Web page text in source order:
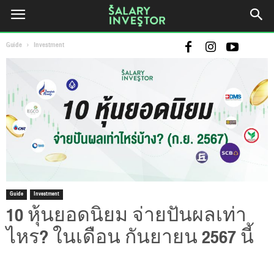
Guide Investment
Guide Investment
10 หุ้นยอดนิยม จ่ายปันผลเท่า
ไหร? ในเดือน กันยายน 2567 นี้